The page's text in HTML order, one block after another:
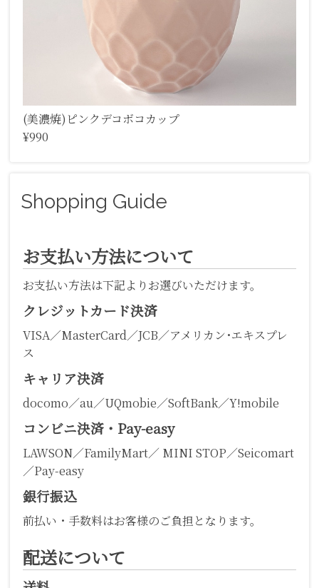
(美濃焼)ピンクデコボコカップ
¥990
Shopping Guide
お支払い方法について
お支払い方法は下記よりお選びいただけます。
クレジットカード決済
VISA／MasterCard／JCB／アメリカン･エキスプレ
ス
キャリア決済
docomo／au／UQmobie／SoftBank／Y!mobile
コンビニ決済・Pay-easy
LAWSON／FamilyMart／ MINI STOP／Seicomart
／Pay-easy
銀行振込
前払い・手数料はお客様のご負担となります。
配送について